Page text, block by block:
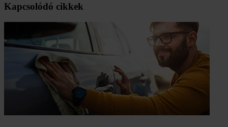
Kapcsolódó cikkek